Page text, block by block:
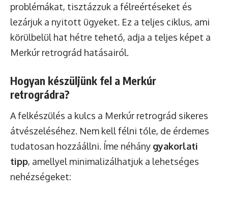
problémákat, tisztázzuk a félreértéseket és
lezárjuk a nyitott ügyeket. Ez a teljes ciklus, ami
körülbelül hat hétre tehető, adja a teljes képet a
Merkúr retrográd hatásairól.
Hogyan készüljünk fel a Merkúr
retrográdra?
A felkészülés a kulcs a Merkúr retrográd sikeres
átvészeléséhez. Nem kell félni tőle, de érdemes
tudatosan hozzáállni. Íme néhány gyakorlati
tipp, amellyel minimalizálhatjuk a lehetséges
nehézségeket: